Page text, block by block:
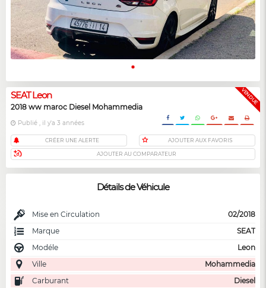
VENDUE
SEAT Leon
2018 ww maroc Diesel Mohammedia
Publié , il y'a 3 années
CRÉER UNE ALERTE AJOUTER AUX FAVORIS
AJOUTER AU COMPARATEUR
Détails de Véhicule
Mise en Circulation
02/2018
Marque
SEAT
Modéle
Leon
Ville
Mohammedia
Carburant
Diesel